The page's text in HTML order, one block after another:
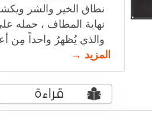
نطاق الخير والشر
نهاية المطاف ، حمله
والذي يُظهرُ واحداً مِن
المزيد →